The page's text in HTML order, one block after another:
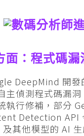
面：程式碼
DeepMind 開
主偵測程式碼漏
執行修補，部分
Detection API
其他模型的 AI